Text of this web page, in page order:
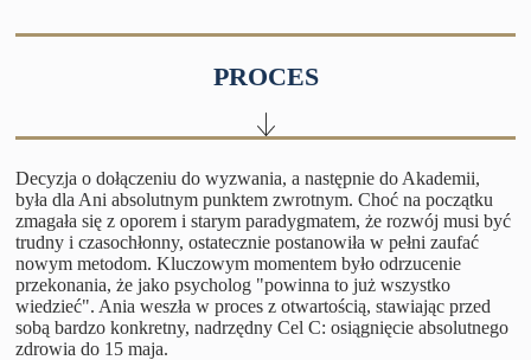
PROCES
Decyzja o dołączeniu do wyzwania, a następnie do Akademii,
była dla Ani absolutnym punktem zwrotnym. Choć na początku
zmagała się z oporem i starym paradygmatem, że rozwój musi być
trudny i czasochłonny, ostatecznie postanowiła w pełni zaufać
nowym metodom. Kluczowym momentem było odrzucenie
przekonania, że jako psycholog "powinna to już wszystko
wiedzieć". Ania weszła w proces z otwartością, stawiając przed
sobą bardzo konkretny, nadrzędny Cel C: osiągnięcie absolutnego
zdrowia do 15 maja.